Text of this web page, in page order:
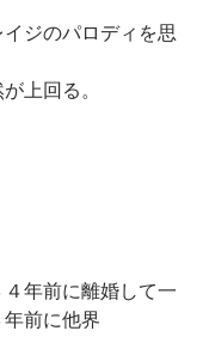
ジのパロディを思
上回る。
年前に離婚して一
前に他界